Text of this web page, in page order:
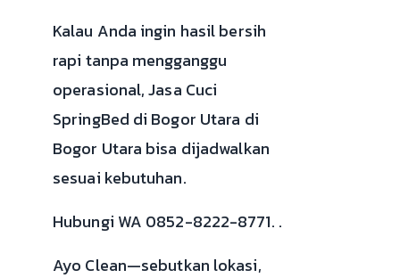
Kalau Anda ingin hasil bersih
rapi tanpa mengganggu
operasional, Jasa Cuci
SpringBed di Bogor Utara di
Bogor Utara bisa dijadwalkan
sesuai kebutuhan.
Hubungi WA 0852-8222-8771. .
Ayo Clean—sebutkan lokasi,